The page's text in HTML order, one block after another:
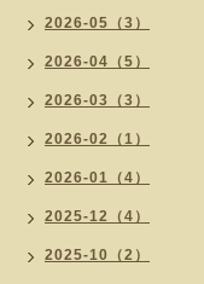
2026-05（3）
2026-04（5）
2026-03（3）
2026-02（1）
2026-01（4）
2025-12（4）
2025-10（2）